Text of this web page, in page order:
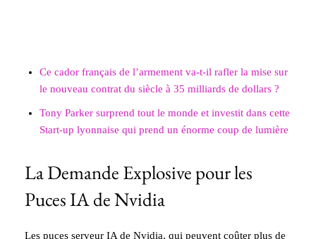
Ce cador français de l’armement va-t-il rafler la mise sur
le nouveau contrat du siècle à 35 milliards de dollars ?
Tony Parker surprend tout le monde et investit dans cette
Start-up lyonnaise qui prend un énorme coup de lumière
La Demande Explosive pour les
Puces IA de Nvidia
Les puces serveur IA de Nvidia, qui peuvent coûter plus de